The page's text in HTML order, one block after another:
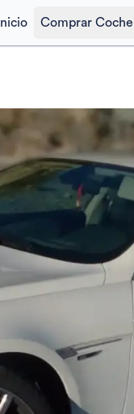
Inicio Comprar Coche